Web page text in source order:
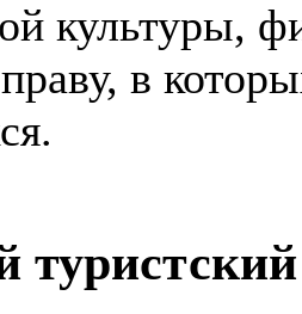
культуры,
в